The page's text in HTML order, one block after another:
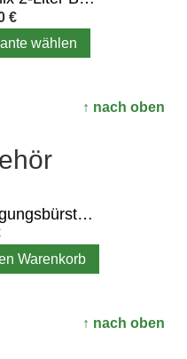
€
wählen
↑ nach oben
Reinigungsbürste für Mixbehälter, Entsafter & Flaschen
Warenkorb
↑ nach oben